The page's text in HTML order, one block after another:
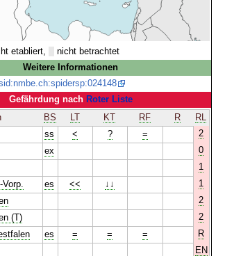
etabliert,
nicht betrachtet
Weitere Informationen
Gefährdung nach Roter Liste
BS LT KT RF R
RL
ss < ? =
2
ex
0
1
es << ↓↓
1
2
(T)
2
es = = =
R
EN